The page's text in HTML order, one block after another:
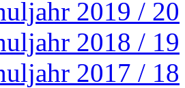
2019 / 20
2018 / 19
2017 / 18